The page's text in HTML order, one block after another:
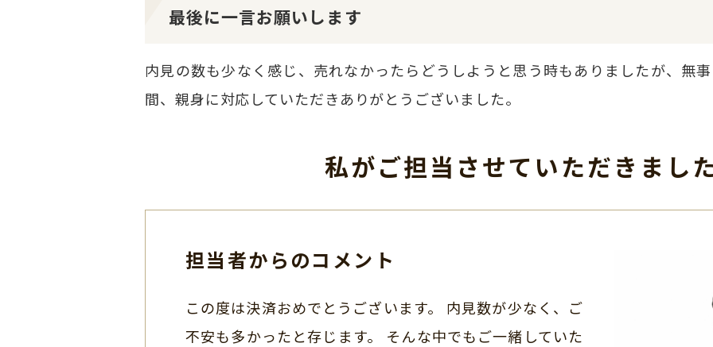
最後に一言お願いします
内見の数も少なく感じ、売れなかったらどうしようと思う時もありましたが、無
間、親身に対応していただきありがとうございました。
私がご担当させていただきまし
担当者からのコメント
この度は決済おめでとうございます。 内見数が少なく、ご
不安も多かったと存じます。 そんな中でもご一緒していた